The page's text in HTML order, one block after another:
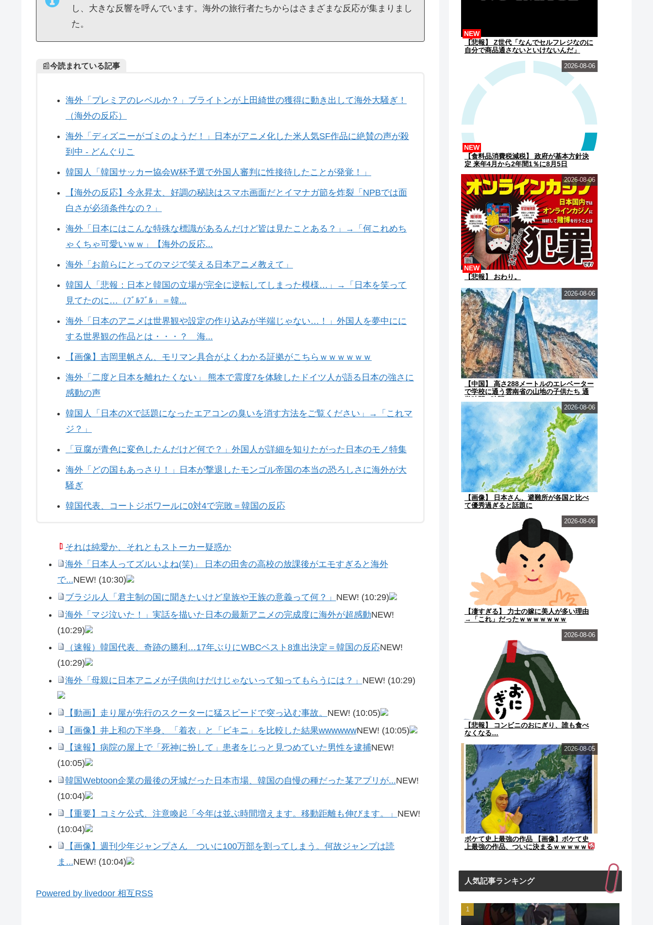
し、大きな反響を呼んでいます。海外の旅行者たちからはさまざまな反応が集まりまし
た。
📰今読まれている記事
海外「プレミアのレベルか？」ブライトンが上田綺世の獲得に動き出して海外大騒ぎ！
（海外の反応）
海外「ディズニーがゴミのようだ！」日本がアニメ化した米人気SF作品に絶賛の声が殺
到中 - どんぐりこ
韓国人「韓国サッカー協会W杯予選で外国人審判に性接待したことが発覚！」
【海外の反応】今永昇太、好調の秘訣はスマホ画面だとイマナガ節を炸裂「NPBでは面
白さが必須条件なの？」
海外「日本にはこんな特殊な標識があるんだけど皆は見たことある？」→「何これめち
ゃくちゃ可愛いｗｗ」【海外の反応...
海外「お前らにとってのマジで笑える日本アニメ教えて」
韓国人「悲報：日本と韓国の立場が完全に逆転してしまった模様…」→「日本を笑って
見てたのに…（ﾌﾞﾙﾌﾞﾙ」＝韓...
海外「日本のアニメは世界観や設定の作り込みが半端じゃない…！」外国人を夢中にに
する世界観の作品とは・・・？ 海...
【画像】吉岡里帆さん、モリマン具合がよくわかる証拠がこちらｗｗｗｗｗｗ
海外「二度と日本を離れたくない」 熊本で震度7を体験したドイツ人が語る日本の強さに
感動の声
韓国人「日本のXで話題になったエアコンの臭いを消す方法をご覧ください」→「これマ
ジ？」
「豆腐が青色に変色したんだけど何で？」外国人が詳細を知りたがった日本のモノ特集
海外「どの国もあっさり！」日本が撃退したモンゴル帝国の本当の恐ろしさに海外が大
騒ぎ
韓国代表、コートジボワールに0対4で完敗＝韓国の反応
それは純愛か、それともストーカー疑惑か
海外「日本人ってズルいよね(笑)」 日本の田舎の高校の放課後がエモすぎると海外
で...NEW! (10:30)
ブラジル人「君主制の国に聞きたいけど皇族や王族の意義って何？」 NEW! (10:29)
海外「マジ泣いた！」実話を描いた日本の最新アニメの完成度に海外が超感動NEW!
(10:29)
（速報）韓国代表、奇跡の勝利…17年ぶりにWBCベスト8進出決定＝韓国の反応NEW!
(10:29)
海外「母親に日本アニメが子供向けだけじゃないって知ってもらうには？」 NEW! (10:29)
【動画】走り屋が先行のスクーターに猛スピードで突っ込む事故。 NEW! (10:05)
【画像】井上和の下半身、「着衣」と「ビキニ」を比較した結果wwwwwwNEW! (10:05)
【速報】病院の屋上で「死神に扮して」患者をじっと見つめていた男性を逮捕NEW!
(10:05)
韓国Webtoon企業の最後の牙城だった日本市場、韓国の自慢の種だった某アプリが...NEW!
(10:04)
【重要】コミケ公式、注意喚起「今年は並ぶ時間増えます。移動距離も伸びます。」 NEW!
(10:04)
【画像】週刊少年ジャンプさん ついに100万部を割ってしまう。何故ジャンプは読
ま...NEW! (10:04)
Powered by livedoor 相互RSS
【悲報】 Z世代「なんでセルフレジなのに
自分で商品通さないといけないんだ」
NEW
【食料品消費税減税】 政府が基本方針決
定 来年4月から2年間1％に8月5日
NEW
2026-08-06
【悲報】 おわり。
NEW
2026-08-06
【中国】 高さ288メートルのエレベーター
で学校に通う雲南省の山地の子供たち 通
2026-08-06
【画像】 日本さん、避難所が各国と比べ
て優秀過ぎると話題に
2026-08-06
【凄すぎる】 力士の嫁に美人が多い理由
→「これ」だったｗｗｗｗｗｗｗ
2026-08-06
【悲報】 コンビニのおにぎり、誰も食べ
なくなる…
2026-08-06
ボケて史上最強の作品 【画像】ボケて史
上最強の作品、ついに決まるｗｗｗｗｗｗ
2026-08-05
人気記事ランキング